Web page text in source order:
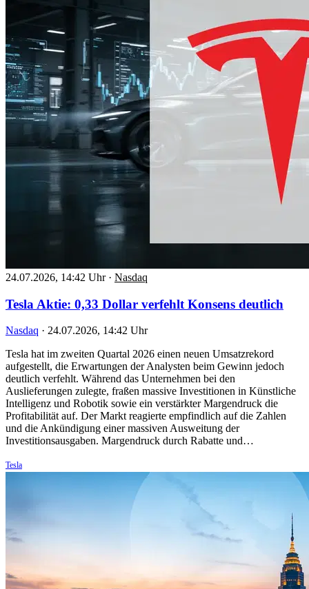
24.07.2026, 14:42 Uhr · Nasdaq
Tesla Aktie: 0,33 Dollar verfehlt Konsens deutlich
Nasdaq · 24.07.2026, 14:42 Uhr
Tesla hat im zweiten Quartal 2026 einen neuen Umsatzrekord
aufgestellt, die Erwartungen der Analysten beim Gewinn jedoch
deutlich verfehlt. Während das Unternehmen bei den
Auslieferungen zulegte, fraßen massive Investitionen in Künstliche
Intelligenz und Robotik sowie ein verstärkter Margendruck die
Profitabilität auf. Der Markt reagierte empfindlich auf die Zahlen
und die Ankündigung einer massiven Ausweitung der
Investitionsausgaben. Margendruck durch Rabatte und…
Tesla